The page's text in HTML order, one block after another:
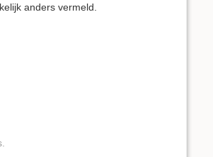
anders vermeld.